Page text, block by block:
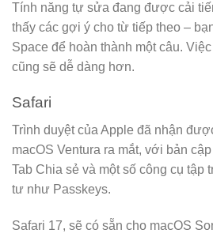
Tính năng tự sửa đang được cải
thấy các gợi ý cho từ tiếp theo –
Space để hoàn thành một câu.
cũng sẽ dễ dàng hơn.
Safari
Trình duyệt của Apple đã nhận
macOS Ventura ra mắt, với bản
Tab Chia sẻ và một số công cụ tập
tư như Passkeys.
Safari 17, sẽ có sẵn cho macOS